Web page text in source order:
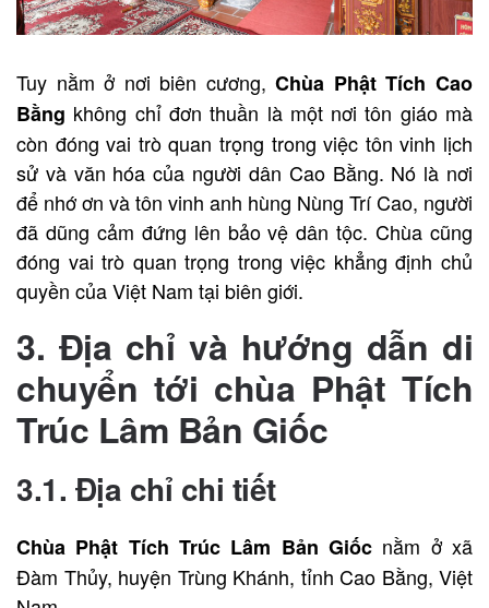
Tuy nằm ở nơi biên cương,Chùa Phật Tích Cao
Bằng không chỉ đơn thuần là một nơi tôn giáo mà
còn đóng vai trò quan trọng trong việc tôn vinh lịch
sử và văn hóa của người dân Cao Bằng. Nó là nơi
để nhớ ơn và tôn vinh anh hùng Nùng Trí Cao, người
đã dũng cảm đứng lên bảo vệ dân tộc. Chùa cũng
đóng vai trò quan trọng trong việc khẳng định chủ
quyền của Việt Nam tại biên giới.
3. Địa chỉ và hướng dẫn di
chuyển tới chùa Phật Tích
Trúc Lâm Bản Giốc
3.1. Địa chỉ chi tiết
Chùa Phật Tích Trúc Lâm Bản Giốc nằm ở xã
Đàm Thủy, huyện Trùng Khánh, tỉnh Cao Bằng, Việt